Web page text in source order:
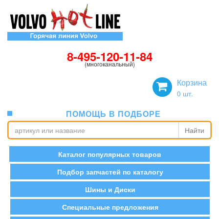
8-495-120-11-84
(многоканальный)
Корзина
0 шт.
ПОМОЩЬ В ПОДБОРЕ
Найти
Каталог популярных товаров
Подбор запчастей по каталогу
Шины и Диски
Специальные предложения